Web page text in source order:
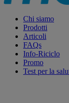
Chi siamo
Prodotti
Articoli
FAQs
Info-Riciclo
Promo
Test per la